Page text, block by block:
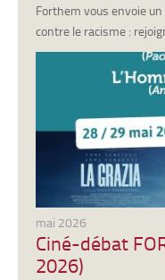
Forthem vous envoie
contre le racisme :
mai 2026
Ciné-débat
2026)